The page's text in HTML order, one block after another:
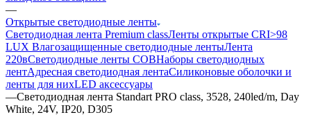
—
Открытые светодиодные ленты
Светодиодная лента Premium classЛенты открытые CRI>98
LUX Влагозащищенные светодиодные лентыЛента
220вСветодиодные ленты COBНаборы светодиодных
лентАдресная светодиодная лентаСиликоновые оболочки и
ленты для нихLED аксессуары
—Светодиодная лента Standart PRO class, 3528, 240led/m, Day
White, 24V, IP20, D305